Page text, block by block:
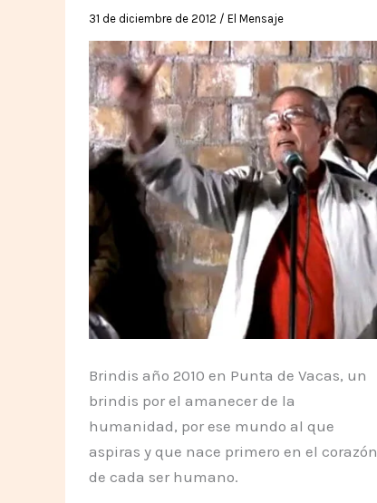
31 de diciembre de 2012 / El Mensaje
Brindis año 2010 en Punta de Vacas, un
brindis por el amanecer de la
humanidad, por ese mundo al que
aspiras y que nace primero en el corazón
de cada ser humano.